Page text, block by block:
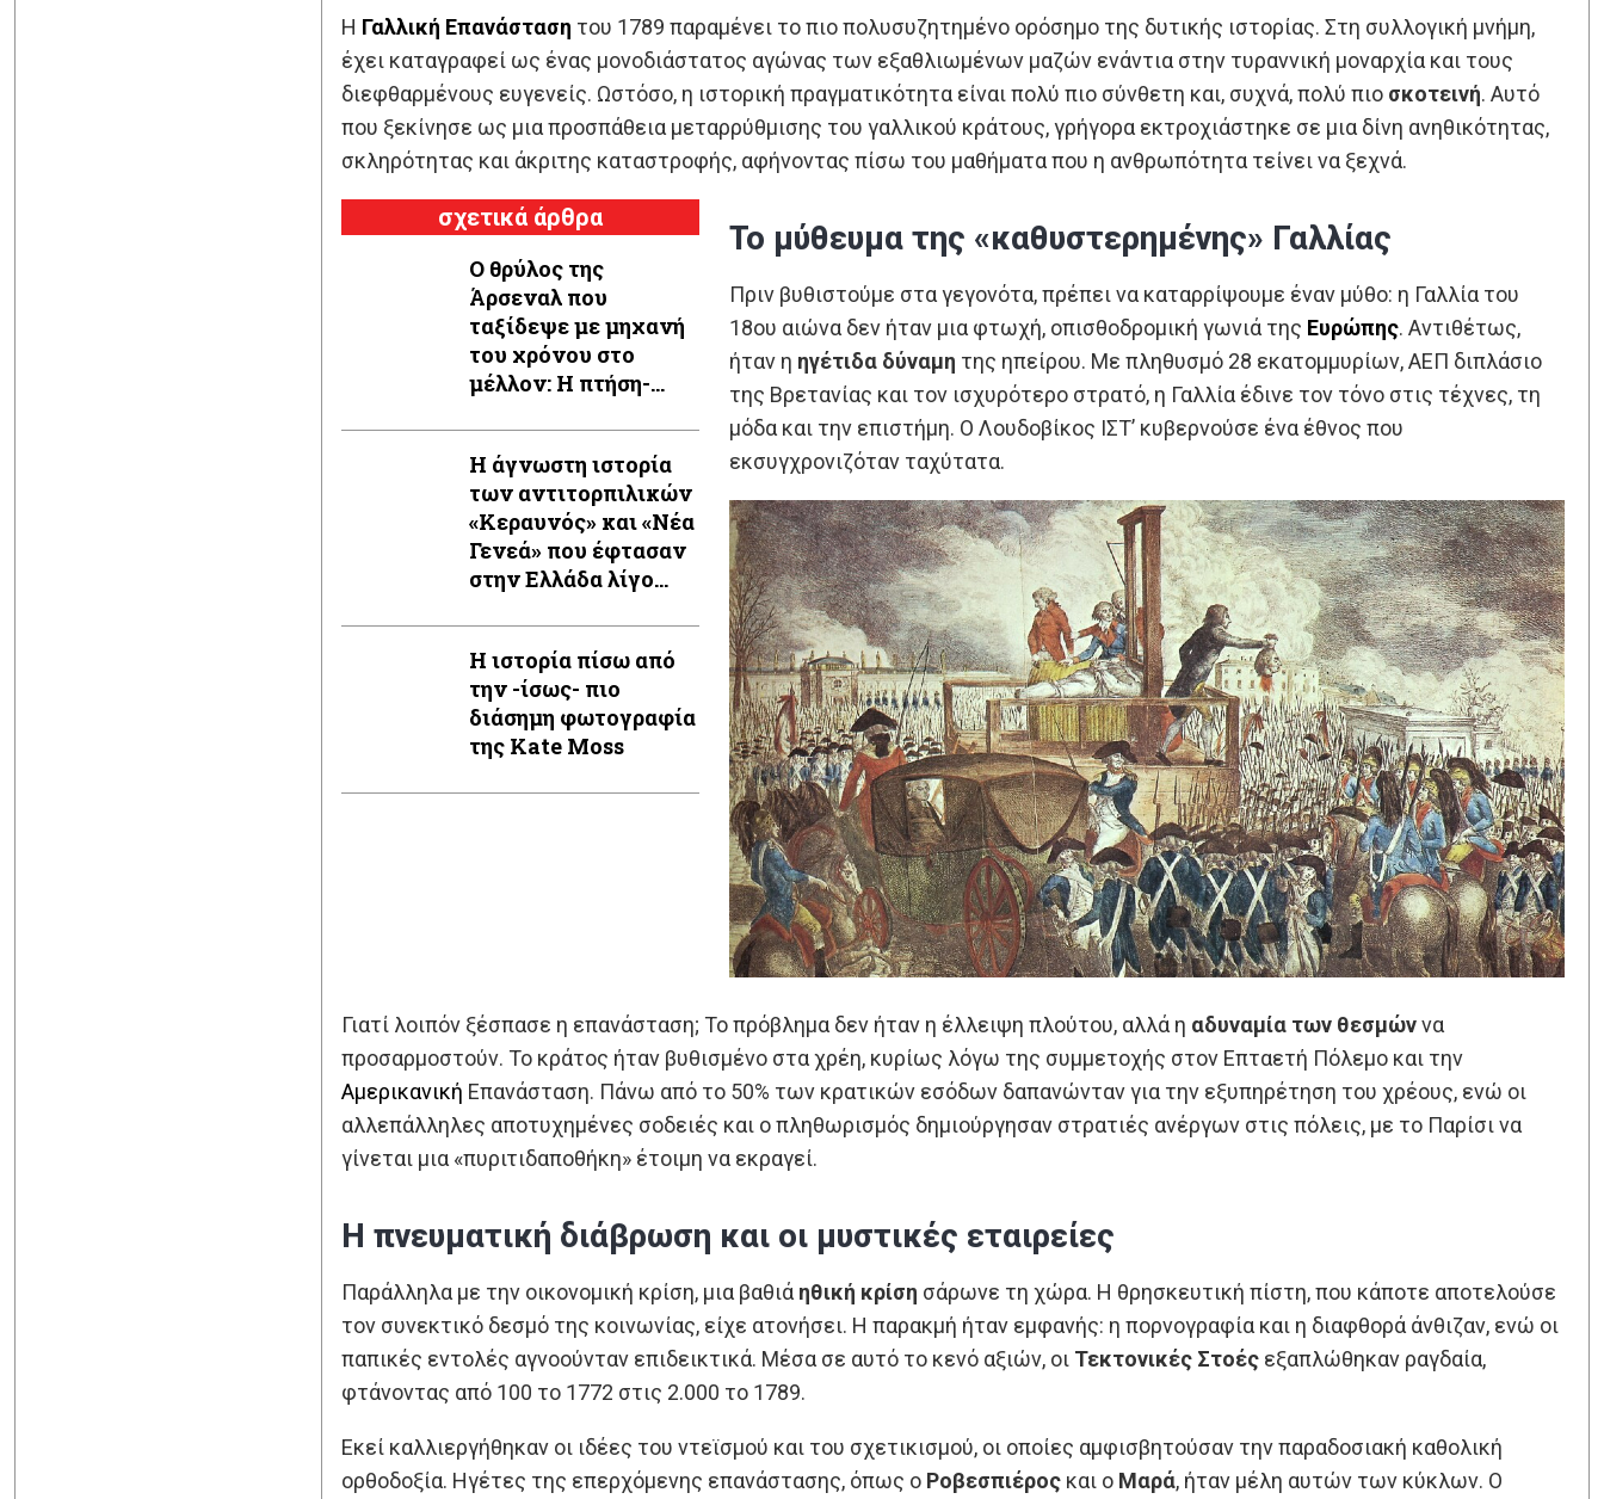
Η Γαλλική Επανάσταση του 1789 παραμένει το πιο πολυσυζητημένο ορόσημο της δυτικής ιστορίας. Στη συλλογική μνήμη,
έχει καταγραφεί ως ένας μονοδιάστατος αγώνας των εξαθλιωμένων μαζών ενάντια στην τυραννική μοναρχία και τους
διεφθαρμένους ευγενείς. Ωστόσο, η ιστορική πραγματικότητα είναι πολύ πιο σύνθετη και, συχνά, πολύ πιο σκοτεινή. Αυτό
που ξεκίνησε ως μια προσπάθεια μεταρρύθμισης του γαλλικού κράτους, γρήγορα εκτροχιάστηκε σε μια δίνη ανηθικότητας,
σκληρότητας και άκριτης καταστροφής, αφήνοντας πίσω του μαθήματα που η ανθρωπότητα τείνει να ξεχνά.
σχετικά άρθρα
Ο θρύλος της
Άρσεναλ που
ταξίδεψε με μηχανή
του χρόνου στο
μέλλον: Η πτήση-
έκανε να πιστέψει
πως ήταν νεκρός
Η άγνωστη ιστορία
των αντιτορπιλικών
«Κεραυνός» και «Νέα
Γενεά» που έφτασαν
στην Ελλάδα λίγο
Βαλκανικούς
Πολέμους
Η ιστορία πίσω από
την -ίσως- πιο
διάσημη φωτογραφία
της Kate Moss
Το μύθευμα της «καθυστερημένης» Γαλλίας
Πριν βυθιστούμε στα γεγονότα, πρέπει να καταρρίψουμε έναν μύθο: η Γαλλία του
18ου αιώνα δεν ήταν μια φτωχή, οπισθοδρομική γωνιά της Ευρώπης. Αντιθέτως,
ήταν η ηγέτιδα δύναμη της ηπείρου. Με πληθυσμό 28 εκατομμυρίων, ΑΕΠ διπλάσιο
της Βρετανίας και τον ισχυρότερο στρατό, η Γαλλία έδινε τον τόνο στις τέχνες, τη
μόδα και την επιστήμη. Ο Λουδοβίκος ΙΣΤ’ κυβερνούσε ένα έθνος που
εκσυγχρονιζόταν ταχύτατα.
Γιατί λοιπόν ξέσπασε η επανάσταση; Το πρόβλημα δεν ήταν η έλλειψη πλούτου, αλλά η αδυναμία των θεσμώννα
προσαρμοστούν. Το κράτος ήταν βυθισμένο στα χρέη, κυρίως λόγω της συμμετοχής στον Επταετή Πόλεμο και την
Αμερικανική Επανάσταση. Πάνω από το 50% των κρατικών εσόδων δαπανώνταν για την εξυπηρέτηση του χρέους, ενώ οι
αλλεπάλληλες αποτυχημένες σοδειές και ο πληθωρισμός δημιούργησαν στρατιές ανέργων στις πόλεις, με το Παρίσι να
γίνεται μια «πυριτιδαποθήκη» έτοιμη να εκραγεί.
Η πνευματική διάβρωση και οι μυστικές εταιρείες
Παράλληλα με την οικονομική κρίση, μια βαθιά ηθική κρίση σάρωνε τη χώρα. Η θρησκευτική πίστη, που κάποτε αποτελούσε
τον συνεκτικό δεσμό της κοινωνίας, είχε ατονήσει. Η παρακμή ήταν εμφανής: η πορνογραφία και η διαφθορά άνθιζαν, ενώ οι
παπικές εντολές αγνοούνταν επιδεικτικά. Μέσα σε αυτό το κενό αξιών, οι Τεκτονικές Στοές εξαπλώθηκαν ραγδαία,
φτάνοντας από 100 το 1772 στις 2.000 το 1789.
Εκεί καλλιεργήθηκαν οι ιδέες του ντεϊσμού και του σχετικισμού, οι οποίες αμφισβητούσαν την παραδοσιακή καθολική
ορθοδοξία. Ηγέτες της επερχόμενης επανάστασης, όπως ο Ροβεσπιέρος και ο Μαρά, ήταν μέλη αυτών των κύκλων. Ο